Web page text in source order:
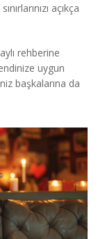
açıkça
rehberine
uygun
başkalarına da